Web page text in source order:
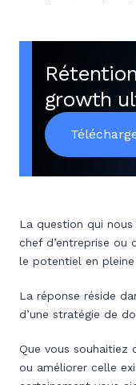
growth
La question qui
chef d’entreprise ou
le potentiel en pleine
La réponse réside
d’une stratégie de
Que vous souhaitiez
ou améliorer celle